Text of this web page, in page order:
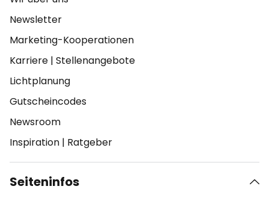
Newsletter
Marketing-Kooperationen
Karriere | Stellenangebote
Lichtplanung
Gutscheincodes
Newsroom
Inspiration | Ratgeber
Seiteninfos